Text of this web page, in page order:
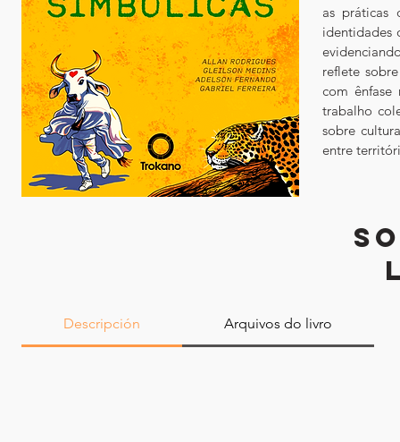
as práticas
identidades
reflete
com ênfase
trabalho
sobre
entre
Descripción Arquivos do livro